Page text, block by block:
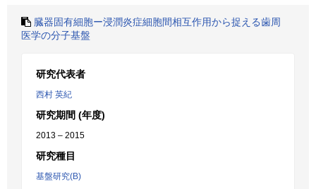
臓器固有細胞ー浸潤炎症細胞間相互作用から捉える歯周
医学の分子基盤
研究代表者
西村 英紀
研究期間 (年度)
2013 – 2015
研究種目
基盤研究(B)